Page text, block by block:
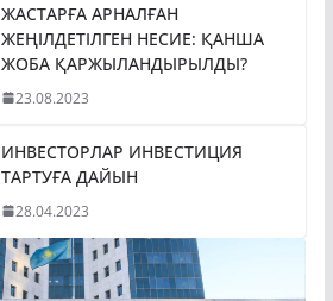
ЖАСТАРҒА АРНАЛҒАН
ЖЕҢІЛДЕТІЛГЕН НЕСИЕ: ҚАНША
ЖОБА ҚАРЖЫЛАНДЫРЫЛДЫ?
23.08.2023
ИНВЕСТОРЛАР ИНВЕСТИЦИЯ
ТАРТУҒА ДАЙЫН
28.04.2023